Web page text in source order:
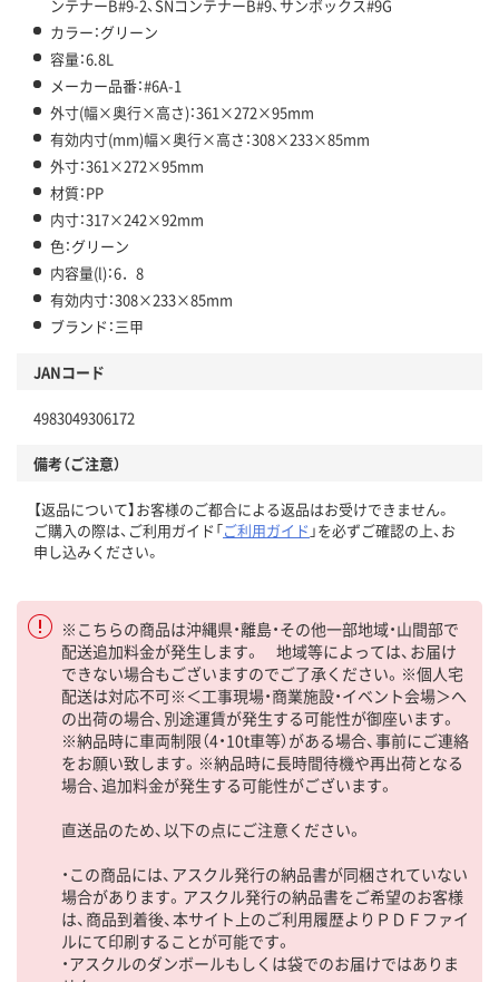
ンテナーB#9-2、SNコンテナーB#9、サンボックス#9G
カラー：グリーン
容量：6.8L
メーカー品番：#6A-1
外寸(幅×奥行×高さ)：361×272×95mm
有効内寸(mm)幅×奥行×高さ：308×233×85mm
外寸：361×272×95mm
材質：PP
内寸：317×242×92mm
色：グリーン
内容量(l)：6．8
有効内寸：308×233×85mm
ブランド：三甲
JANコード
4983049306172
備考（ご注意）
【返品について】お客様のご都合による返品はお受けできません。
ご購入の際は、ご利用ガイド「ご利用ガイド 」を必ずご確認の上、お
申し込みください。
※こちらの商品は沖縄県・離島・その他一部地域・山間部で
配送追加料金が発生します。 地域等によっては、お届け
できない場合もございますのでご了承ください。※個人宅
配送は対応不可※＜工事現場・商業施設・イベント会場＞へ
の出荷の場合、別途運賃が発生する可能性が御座います。
※納品時に車両制限（4・10t車等）がある場合、事前にご連絡
をお願い致します。※納品時に長時間待機や再出荷となる
場合、追加料金が発生する可能性がございます。
直送品のため、以下の点にご注意ください。
・この商品には、アスクル発行の納品書が同梱されていない
場合があります。アスクル発行の納品書をご希望のお客様
は、商品到着後、本サイト上のご利用履歴よりＰＤＦファイ
ルにて印刷することが可能です。
・アスクルのダンボールもしくは袋でのお届けではありま